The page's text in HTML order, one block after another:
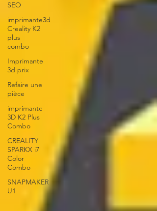
SEO
imprimante3d
Creality K2
plus
combo
Imprimante
3d prix
Refaire une
pièce
imprimante
3D K2 Plus
Combo
CREALITY
SPARKX i7
Color
Combo
SNAPMAKER
U1